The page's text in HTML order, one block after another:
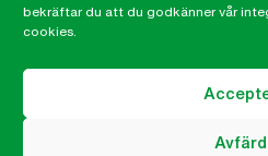
bekräftar du att du godkänner vår
cookies.
där vi stöttar och stärker
säger Linnéa.